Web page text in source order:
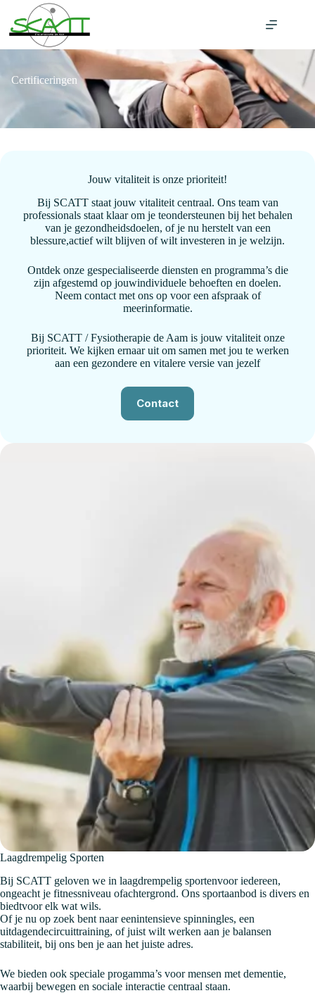
naar
de
Certificeringen
Jouw vitaliteit is onze prioriteit!
Bij SCATT staat jouw vitaliteit centraal. Ons team van
professionals staat klaar om je teondersteunen bij het behalen
van je gezondheidsdoelen, of je nu herstelt van een
blessure,actief wilt blijven of wilt investeren in je welzijn.
Ontdek onze gespecialiseerde diensten en programma’s die
zijn afgestemd op jouwindividuele behoeften en doelen.
Neem contact met ons op voor een afspraak of
meerinformatie.
Bij SCATT / Fysiotherapie de Aam is jouw vitaliteit onze
prioriteit. We kijken ernaar uit om samen met jou te werken
aan een gezondere en vitalere versie van jezelf
Contact
Laagdrempelig Sporten
Bij SCATT geloven we in laagdrempelig sportenvoor iedereen,
ongeacht je fitnessniveau ofachtergrond. Ons sportaanbod is divers en
biedtvoor elk wat wils.
Of je nu op zoek bent naar eenintensieve spinningles, een
uitdagendecircuittraining, of juist wilt werken aan je balansen
stabiliteit, bij ons ben je aan het juiste adres.
We bieden ook speciale progamma’s voor mensen met dementie,
waarbij bewegen en sociale interactie centraal staan.